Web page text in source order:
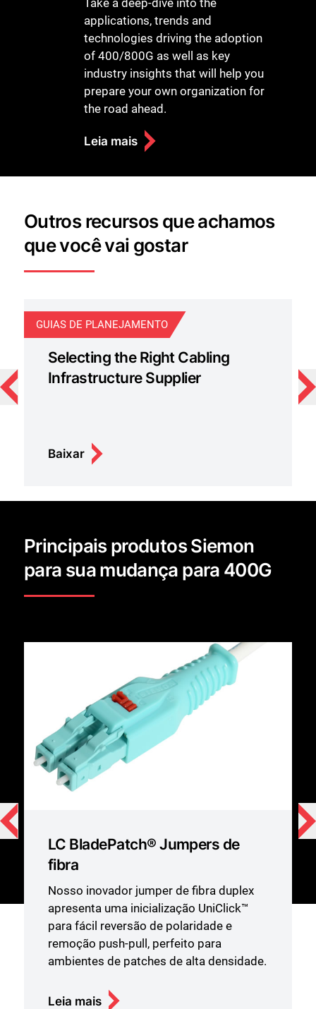
applications, trends and
technologies driving the adoption
of 400/800G as well as key
industry insights that will help you
prepare your own organization for
the road ahead.
Leia mais
Outros recursos que achamos
que você vai gostar
GUIAS DE PLANEJAMENTO
Selecting the Right Cabling
Infrastructure Supplier
Baixar
Principais produtos Siemon
para sua mudança para 400G
LC BladePatch® Jumpers de
fibra
Nosso inovador jumper de fibra duplex
apresenta uma inicialização UniClick™
para fácil reversão de polaridade e
remoção push-pull, perfeito para
ambientes de patches de alta densidade.
Leia mais